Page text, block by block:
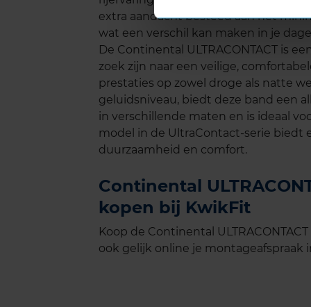
extra aandacht besteed aan het
wat een verschil kan maken in je
De Continental ULTRACONTACT is
zoek zijn naar een veilige,
prestaties op zowel droge als natte
geluidsniveau, biedt deze band een
in verschillende maten en is ideaal
model in de UltraContact-serie biedt
duurzaamheid en comfort.
Continental
kopen bij KwikFit
Koop de Continental
ook gelijk online je montageafspraak